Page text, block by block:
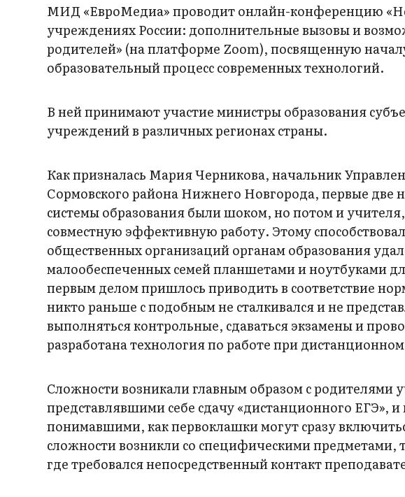
МИД «ЕвроМедиа» проводит онлайн-конференцию
учреждениях России: дополнительные вызовы и
родителей» (на платформе Zoom), посвященную
образовательный процесс современных технологий.
В ней принимают участие министры образования
учреждений в различных регионах страны.
Как призналась Мария Черникова, начальник
Сормовского района Нижнего Новгорода, первые две
системы образования были шоком, но потом и
совместную эффективную работу. Этому
общественных организаций органам образования
малообеспеченных семей планшетами и ноутбуками
первым делом пришлось приводить в соответствие
никто раньше с подобным не сталкивался и не
выполняться контрольные, сдаваться экзамены и
разработана технология по работе при
Сложности возникали главным образом с родителями
представлявшими себе сдачу «дистанционного ЕГЭ»,
понимавшими, как первоклашки могут сразу
сложности возникли со специфическими предметами,
где требовался непосредственный контакт